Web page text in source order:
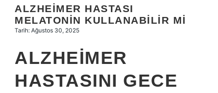
Hakkımızda
ALZHEIMER HASTASI
MELATONIN KULLANABILIR MI
Tarih: Ağustos 30, 2025
ALZHEIMER
HASTASINI GECE